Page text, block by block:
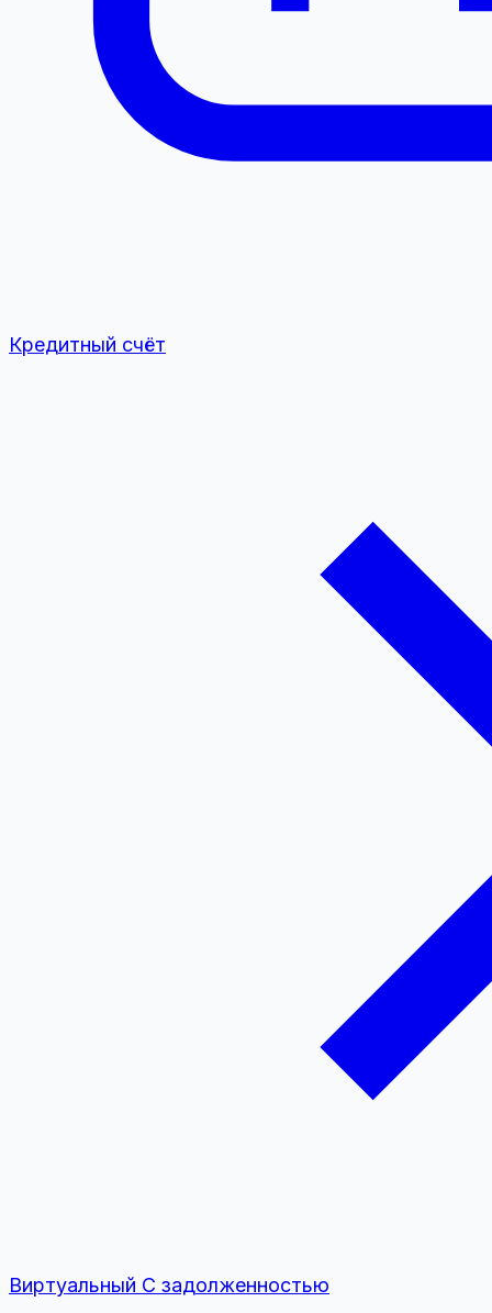
Кредитный счёт
Виртуальный С задолженностью